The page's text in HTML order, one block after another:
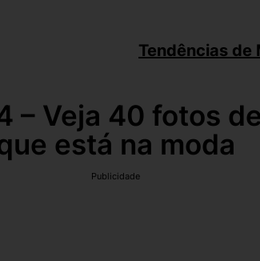
Tendências de
– Veja 40 fotos
está na moda
Publicidade